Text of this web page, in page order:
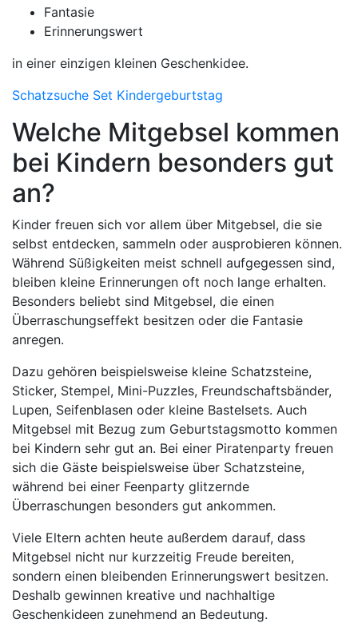
Fantasie
Erinnerungswert
in einer einzigen kleinen Geschenkidee.
Schatzsuche Set Kindergeburtstag
Welche Mitgebsel kommen
bei Kindern besonders gut
an?
Kinder freuen sich vor allem über Mitgebsel, die sie
selbst entdecken, sammeln oder ausprobieren können.
Während Süßigkeiten meist schnell aufgegessen sind,
bleiben kleine Erinnerungen oft noch lange erhalten.
Besonders beliebt sind Mitgebsel, die einen
Überraschungseffekt besitzen oder die Fantasie
anregen.
Dazu gehören beispielsweise kleine Schatzsteine,
Sticker, Stempel, Mini-Puzzles, Freundschaftsbänder,
Lupen, Seifenblasen oder kleine Bastelsets. Auch
Mitgebsel mit Bezug zum Geburtstagsmotto kommen
bei Kindern sehr gut an. Bei einer Piratenparty freuen
sich die Gäste beispielsweise über Schatzsteine,
während bei einer Feenparty glitzernde
Überraschungen besonders gut ankommen.
Viele Eltern achten heute außerdem darauf, dass
Mitgebsel nicht nur kurzzeitig Freude bereiten,
sondern einen bleibenden Erinnerungswert besitzen.
Deshalb gewinnen kreative und nachhaltige
Geschenkideen zunehmend an Bedeutung.